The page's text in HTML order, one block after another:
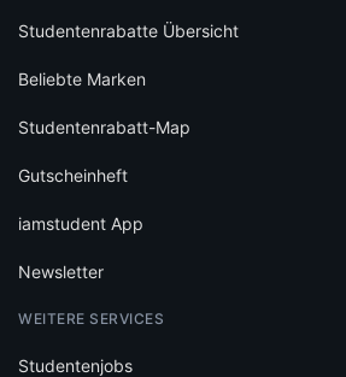
Studentenrabatte Übersicht
Beliebte Marken
Studentenrabatt-Map
Gutscheinheft
iamstudent App
Newsletter
WEITERE SERVICES
Studentenjobs